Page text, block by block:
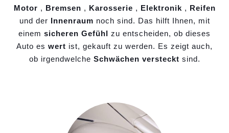
Motor , Bremsen , Karosserie , Elektronik , Reifen
und der Innenraum noch sind. Das hilft Ihnen, mit
einem sicheren Gefühl zu entscheiden, ob dieses
Auto es wert ist, gekauft zu werden. Es zeigt auch,
ob irgendwelche Schwächen versteckt sind.